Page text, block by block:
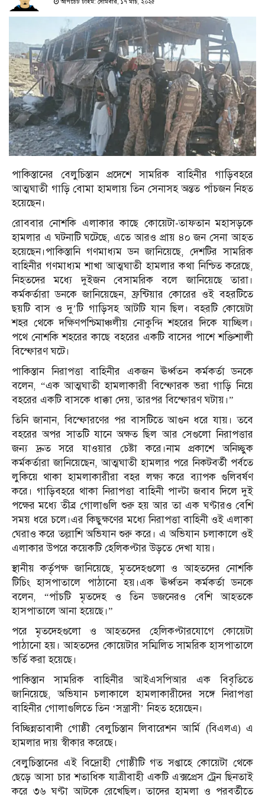
আপডেট টাইম: সোমবার, ১৭ মার্চ, ২০২৫
পাকিস্তানের বেলুচিস্তান প্রদেশে সামরিক বাহিনীর গাড়িবহরে
আত্মঘাতী গাড়ি বোমা হামলায় তিন সেনাসহ অন্তত পাঁচজন নিহত
হয়েছেন।
রোববার নোশকি এলাকার কাছে কোয়েটা-তাফতান মহাসড়কে
হামলার এ ঘটনাটি ঘটেছে, এতে আরও প্রায় ৪০ জন সেনা আহত
হয়েছেন।পাকিস্তানি গণমাধ্যম ডন জানিয়েছে, দেশটির সামরিক
বাহিনীর গণমাধ্যম শাখা আত্মঘাতী হামলার কথা নিশ্চিত করেছে,
নিহতদের মধ্যে দুইজন বেসামরিক বলে জানিয়েছে তারা।
কর্মকর্তারা ডনকে জানিয়েছেন, ফ্রন্টিয়ার কোরের ওই বহরটিতে
ছয়টি বাস ও দু’টি গাড়িসহ আটটি যান ছিল। বহরটি কোয়েটা
শহর থেকে দক্ষিণপশ্চিমাঞ্চলীয় নোকুন্দি শহরের দিকে যাচ্ছিল।
পথে নোশকি শহরের কাছে বহরের একটি বাসের পাশে শক্তিশালী
বিস্ফোরণ ঘটে।
পাকিস্তান নিরাপত্তা বাহিনীর একজন ঊর্ধ্বতন কর্মকর্তা ডনকে
বলেন, “এক আত্মঘাতী হামলাকারী বিস্ফোরক ভরা গাড়ি নিয়ে
বহরের একটি বাসকে ধাক্কা দেয়, তারপর বিস্ফোরণ ঘটায়।”
তিনি জানান, বিস্ফোরণের পর বাসটিতে আগুন ধরে যায়। তবে
বহরের অপর সাতটি যানে অক্ষত ছিল আর সেগুলো নিরাপত্তার
জন্য দ্রুত সরে যাওয়ার চেষ্টা করে।নাম প্রকাশে অনিচ্ছুক
কর্মকর্তারা জানিয়েছেন, আত্মঘাতী হামলার পরে নিকটবর্তী পর্বতে
লুকিয়ে থাকা হামলাকারীরা বহর লক্ষ্য করে ব্যাপক গুলিবর্ষণ
করে। গাড়িবহরে থাকা নিরাপত্তা বাহিনী পাল্টা জবাব দিলে দুই
পক্ষের মধ্যে তীব্র গোলাগুলি শুরু হয় আর তা এক ঘণ্টারও বেশি
সময় ধরে চলে।এর কিছুক্ষণের মধ্যে নিরাপত্তা বাহিনী ওই এলাকা
ঘেরাও করে তল্লাশি অভিযান শুরু করে। এ অভিযান চলাকালে ওই
এলাকার উপরে কয়েকটি হেলিকপ্টার উড়তে দেখা যায়।
স্থানীয় কর্তৃপক্ষ জানিয়েছে, মৃতদেহগুলো ও আহতদের নোশকি
টিচিং হাসপাতালে পাঠানো হয়।এক ঊর্ধ্বতন কর্মকর্তা ডনকে
বলেন, “পাঁচটি মৃতদেহ ও তিন ডজনেরও বেশি আহতকে
হাসপাতালে আনা হয়েছে।”
পরে মৃতদেহগুলো ও আহতদের হেলিকপ্টারযোগে কোয়েটা
পাঠানো হয়। আহতদের কোয়েটার সম্মিলিত সামরিক হাসপাতালে
ভর্তি করা হয়েছে।
পাকিস্তান সামরিক বাহিনীর আইএসপিআর এক বিবৃতিতে
জানিয়েছে, অভিযান চলাকালে হামলাকারীদের সঙ্গে নিরাপত্তা
বাহিনীর গোলাগুলিতে তিন ‘সন্ত্রাসী’ নিহত হয়েছেন।
বিচ্ছিন্নতাবাদী গোষ্ঠী বেলুচিস্তান লিবারেশন আর্মি (বিএলএ) এ
হামলার দায় স্বীকার করেছে।
বেলুচিস্তানের এই বিদ্রোহী গোষ্ঠীটি গত সপ্তাহে কোয়েটা থেকে
ছেড়ে আসা চার শতাধিক যাত্রীবাহী একটি এক্সপ্রেস ট্রেন ছিনতাই
করে ৩৬ ঘণ্টা আটকে রেখেছিল। তাদের হামলা ও পরবর্তীতে